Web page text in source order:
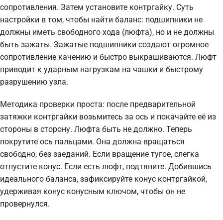
сопротивления. Затем установите контргайку. Суть
настройки в том, чтобы найти баланс: подшипники не
должны иметь свободного хода (люфта), но и не должны
быть зажаты. Зажатые подшипники создают огромное
сопротивление качению и быстро выкрашиваются. Люфт
приводит к ударным нагрузкам на чашки и быстрому
разрушению узла.
Методика проверки проста: после предварительной
затяжки контргайки возьмитесь за ось и покачайте её из
стороны в сторону. Люфта быть не должно. Теперь
покрутите ось пальцами. Она должна вращаться
свободно, без заеданий. Если вращение тугое, слегка
отпустите конус. Если есть люфт, подтяните. Добившись
идеального баланса, зафиксируйте конус контргайкой,
удерживая конус конусным ключом, чтобы он не
провернулся.